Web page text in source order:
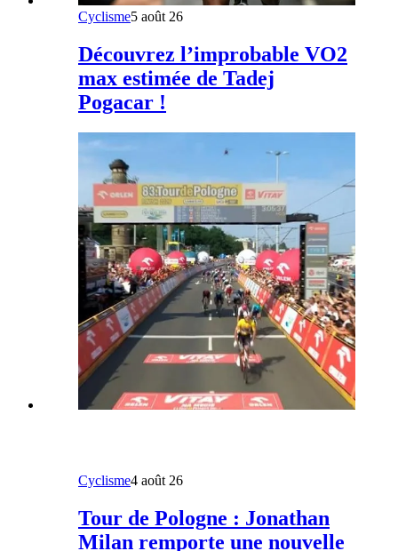
Cyclisme5 août 26
Découvrez l’improbable VO2
max estimée de Tadej
Pogacar !
Cyclisme4 août 26
Tour de Pologne : Jonathan
Milan remporte une nouvelle